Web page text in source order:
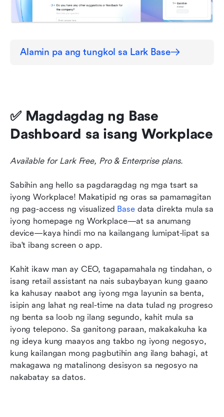
Alamin pa ang tungkol sa Lark Base
✅ Magdagdag ng Base
Dashboard sa isang Workplace
Available for Lark Free, Pro & Enterprise plans.
Sabihin ang hello sa pagdaragdag ng mga tsart sa
iyong Workplace! Makatipid ng oras sa pamamagitan
ng pag-access ng visualized Base data direkta mula sa
iyong homepage ng Workplace—at sa anumang
device—kaya hindi mo na kailangang lumipat-lipat sa
iba't ibang screen o app.
Kahit ikaw man ay CEO, tagapamahala ng tindahan, o
isang retail assistant na nais subaybayan kung gaano
ka kahusay naabot ang iyong mga layunin sa benta,
isipin ang lahat ng real-time na data tulad ng progreso
ng benta sa loob ng ilang segundo, kahit mula sa
iyong telepono. Sa ganitong paraan, makakakuha ka
ng ideya kung maayos ang takbo ng iyong negosyo,
kung kailangan mong pagbutihin ang ilang bahagi, at
makagawa ng matalinong desisyon sa negosyo na
nakabatay sa datos.